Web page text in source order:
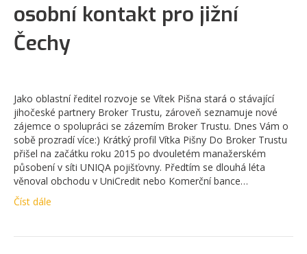
osobní kontakt pro jižní
Čechy
Jako oblastní ředitel rozvoje se Vítek Pišna stará o stávající
jihočeské partnery Broker Trustu, zároveň seznamuje nové
zájemce o spolupráci se zázemím Broker Trustu. Dnes Vám o
sobě prozradí více:) Krátký profil Vítka Pišny Do Broker Trustu
přišel na začátku roku 2015 po dvouletém manažerském
působení v síti UNIQA pojišťovny. Předtím se dlouhá léta
věnoval obchodu v UniCredit nebo Komerční bance…
Číst dále